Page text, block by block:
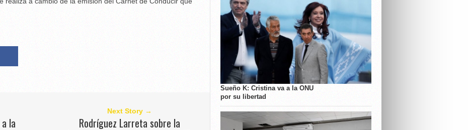
la
Next Story →
Rodríguez Larreta sobre la
Sueño K: Cristina va a la ONU
por su libertad